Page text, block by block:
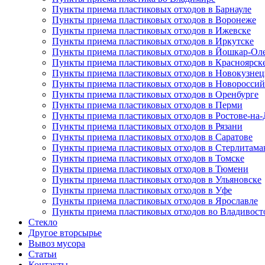
Пункты приема пластиковых отходов в Барнауле
Пункты приема пластиковых отходов в Воронеже
Пункты приема пластиковых отходов в Ижевске
Пункты приема пластиковых отходов в Иркутске
Пункты приема пластиковых отходов в Йошкар-
Пункты приема пластиковых отходов в
Пункты приема пластиковых отходов в
Пункты приема пластиковых отходов в
Пункты приема пластиковых отходов в Оренбурге
Пункты приема пластиковых отходов в Перми
Пункты приема пластиковых отходов в Ростове-
Пункты приема пластиковых отходов в Рязани
Пункты приема пластиковых отходов в Саратове
Пункты приема пластиковых отходов в
Пункты приема пластиковых отходов в Томске
Пункты приема пластиковых отходов в Тюмени
Пункты приема пластиковых отходов в Ульяновске
Пункты приема пластиковых отходов в Уфе
Пункты приема пластиковых отходов в Ярославле
Пункты приема пластиковых отходов во
Стекло
Другое вторсырье
Вывоз мусора
Статьи